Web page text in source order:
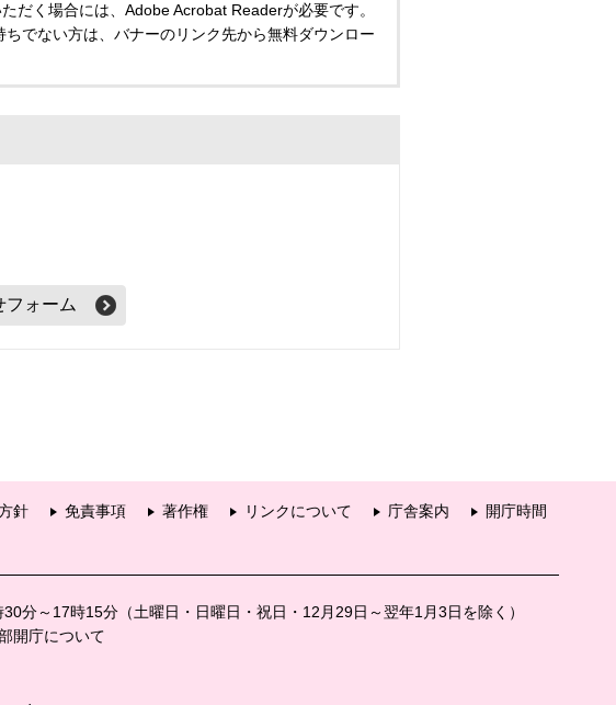
だく場合には、Adobe Acrobat Readerが必要です。
でない方は、バナーのリンク先から無料ダウンロー
針 免責事項 著作権 リンクについて 庁舎案内
開庁時間
分～17時15分（土曜日・日曜日・祝日・12月29日～翌年1月3日を除く）
開庁について